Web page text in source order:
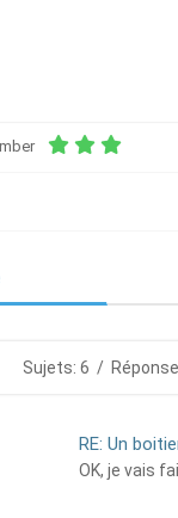
Sujets: 6 /
RE: Un
OK, je vais